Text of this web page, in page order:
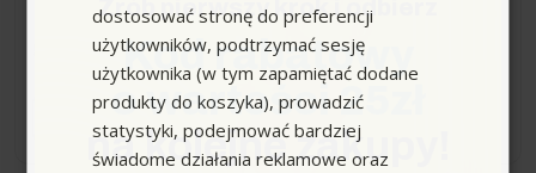
53,38 zł
+
dostosować stronę do preferencji
użytkowników, podtrzymać sesję
użytkownika (w tym zapamiętać dodane
produkty do koszyka), prowadzić
statystyki, podejmować bardziej
świadome działania reklamowe oraz
Zrób pierwszy krok i odbierz
Kod rabatowy
o wartości 25zł
na kolejne zakupy!